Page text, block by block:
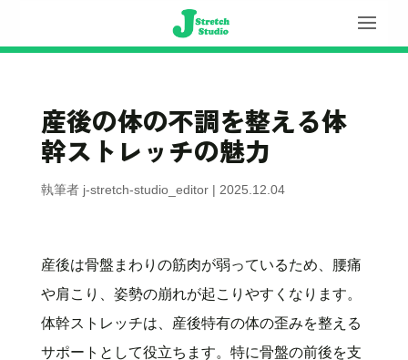
産後の体の不調を整える体
幹ストレッチの魅力
執筆者 j-stretch-studio_editor| 2025.12.04
産後は骨盤まわりの筋肉が弱っているため、腰痛
や肩こり、姿勢の崩れが起こりやすくなります。
体幹ストレッチは、産後特有の体の歪みを整える
サポートとして役立ちます。特に骨盤の前後を支